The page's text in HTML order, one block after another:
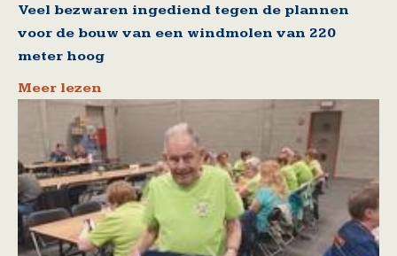
Veel bezwaren ingediend tegen de plannen
voor de bouw van een windmolen van 220
meter hoog
Meer lezen